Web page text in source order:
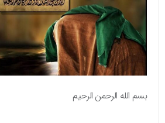
بسم الله الرحمن الرحیم